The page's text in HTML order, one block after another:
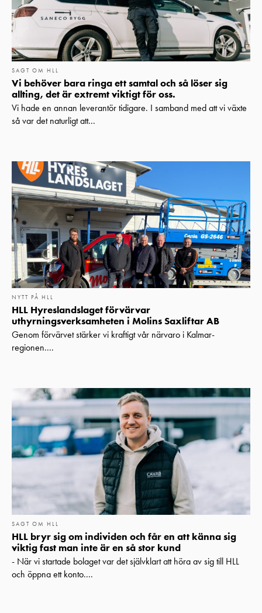
SAGT OM HLL
Vi behöver bara ringa ett samtal och så löser sig
allting, det är extremt viktigt för oss.
Vi hade en annan leverantör tidigare. I samband med att vi växte
så var det naturligt att...
NYTT PÅ HLL
HLL Hyreslandslaget förvärvar
uthyrningsverksamheten i Molins Saxliftar AB
Genom förvärvet stärker vi kraftigt vår närvaro i Kalmar-
regionen....
SAGT OM HLL
HLL bryr sig om individen och får en att känna sig
viktig fast man inte är en så stor kund
- När vi startade bolaget var det självklart att höra av sig till HLL
och öppna ett konto....